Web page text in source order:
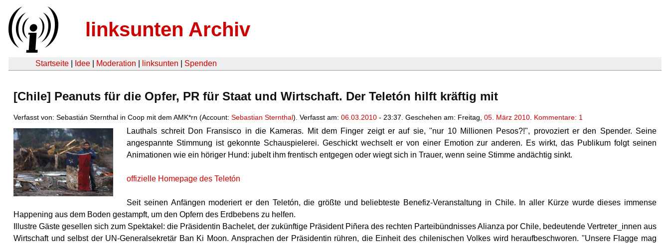
linksunten Archiv
Startseite Idee Moderation linksunten Spenden
[Chile] Peanuts für die Opfer, PR für Staat und Wirtschaft. Der Teletón hilft kräftig mit
Verfasst von: Sebastián Sternthal in Coop mit dem AMK*rn (Account: Sebastian Sternthal). Verfasst am: 06.03.2010 - 23:37. Geschehen am: Freitag, 05. März 2010 Kommentare: 1
Lauthals schreit Don Fransisco in die Kameras. Mit dem Finger zeigt er auf sie, "nur 10 Millionen Pesos?!", provoziert er den Spender. Seine
angespannte Stimmung ist gekonnte Schauspielerei. Geschickt wechselt er von einer Emotion zur anderen. Es wirkt, das Publikum folgt seinen
Animationen wie ein höriger Hund: jubelt ihm frentisch entgegen oder wiegt sich in Trauer, wenn seine Stimme andächtig sinkt.
offizielle Homepage des Teletón
Seit seinen Anfängen moderiert er den Teletón, die größte und beliebteste Benefiz-Veranstaltung in Chile. In aller Kürze wurde dieses immense
Happening aus dem Boden gestampft, um den Opfern des Erdbebens zu helfen.
Illustre Gäste gesellen sich zum Spektakel: die Präsidentin Bachelet, der zukünftige Präsident Piñera des rechten Parteibündnisses Alianza por Chile, bedeutende Vertreter_innen aus
Wirtschaft und selbst der UN-Generalsekretär Ban Ki Moon. Ansprachen der Präsidentin rühren, die Einheit des chilenischen Volkes wird heraufbeschworen. "Unsere Flagge mag